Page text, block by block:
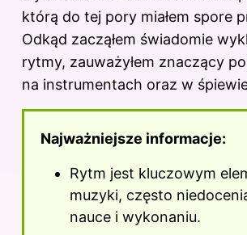
którą do tej pory miałem spore
Odkąd zacząłem świadomie
rytmy, zauważyłem znaczący
na instrumentach oraz w
Najważniejsze informacje:
Rytm jest kluczowym
muzyki, często
nauce i wykonaniu.